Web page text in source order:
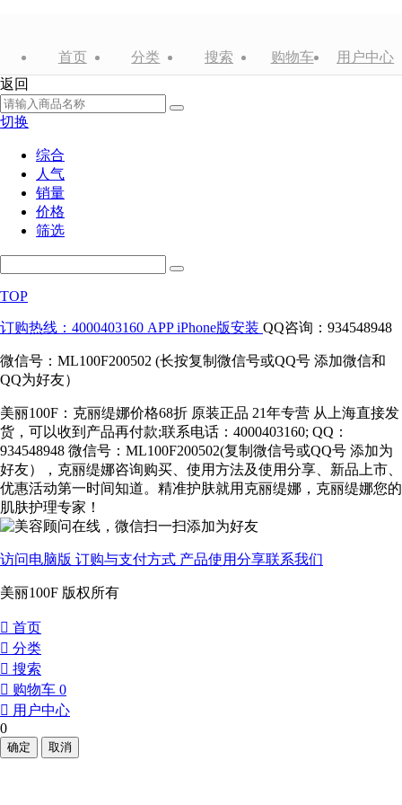
首页 分类 搜索 购物车
用户中心
返回
切换
综合
人气
销量
价格
筛选
TOP
订购热线：4000403160 APP iPhone版安装 QQ咨询：934548948
微信号：ML100F200502 (长按复制微信号或QQ号 添加微信和
QQ为好友）
美丽100F：克丽缇娜价格68折 原装正品 21年专营 从上海直接发
货，可以收到产品再付款;联系电话：4000403160; QQ：
934548948 微信号：ML100F200502(复制微信号或QQ号 添加为
好友），克丽缇娜咨询购买、使用方法及使用分享、新品上市、
优惠活动第一时间知道。精准护肤就用克丽缇娜，克丽缇娜您的
肌肤护理专家！
访问电脑版 订购与支付方式 产品使用分享联系我们
美丽100F 版权所有
󰀁 首页
󰀂 分类
󰀃 搜索
󰀄 购物车 0
󰀅 用户中心
0
确定 取消